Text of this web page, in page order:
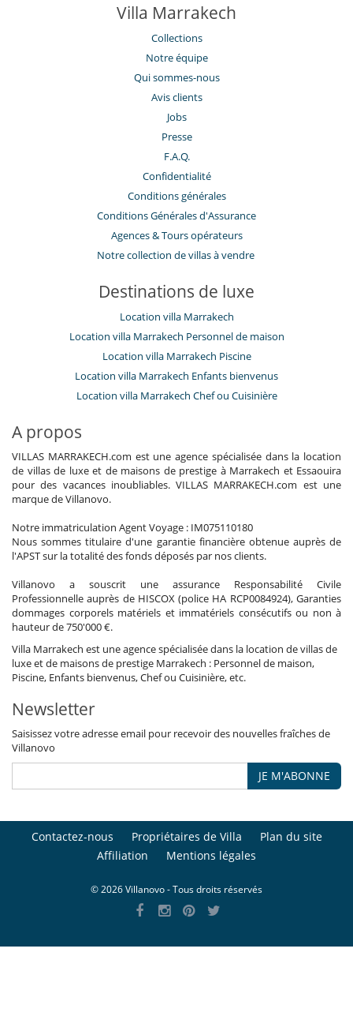
Villa Marrakech
Collections
Notre équipe
Qui sommes-nous
Avis clients
Jobs
Presse
F.A.Q.
Confidentialité
Conditions générales
Conditions Générales d'Assurance
​Agences & Tours opérateurs
Notre collection de villas à vendre
Destinations de luxe
Location villa Marrakech
Location villa Marrakech Personnel de maison
Location villa Marrakech Piscine
Location villa Marrakech Enfants bienvenus
Location villa Marrakech Chef ou Cuisinière
A propos
VILLAS MARRAKECH.com est une agence spécialisée dans la location
de villas de luxe et de maisons de prestige à Marrakech et Essaouira
pour des vacances inoubliables. VILLAS MARRAKECH.com est une
marque de Villanovo.
Notre immatriculation Agent Voyage : IM075110180
Nous sommes titulaire d'une garantie financière obtenue auprès de
l'APST sur la totalité des fonds déposés par nos clients.
Villanovo a souscrit une assurance Responsabilité Civile
Professionnelle auprès de HISCOX (police HA RCP0084924), Garanties
dommages corporels matériels et immatériels consécutifs ou non à
hauteur de 750'000 €.
Villa Marrakech est une agence spécialisée dans la location de villas de
luxe et de maisons de prestige Marrakech : Personnel de maison,
Piscine, Enfants bienvenus, Chef ou Cuisinière, etc.
Newsletter
Saisissez votre adresse email pour recevoir des nouvelles fraîches de
Villanovo
JE M'ABONNE
Contactez-nous Propriétaires de Villa
Plan du site
Affiliation
Mentions légales
© 2026 Villanovo - Tous droits réservés